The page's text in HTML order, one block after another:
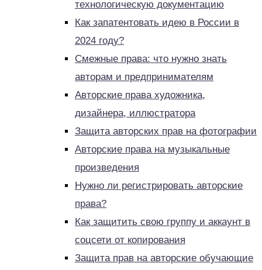
технологическую документацию
Как запатентовать идею в России в
2024 году?
Смежные права: что нужно знать
авторам и предпринимателям
Авторские права художника,
дизайнера, иллюстратора
Защита авторских прав на фотографии
Авторские права на музыкальные
произведения
Нужно ли регистрировать авторские
права?
Как защитить свою группу и аккаунт в
соцсети от копирования
Защита прав на авторские обучающие